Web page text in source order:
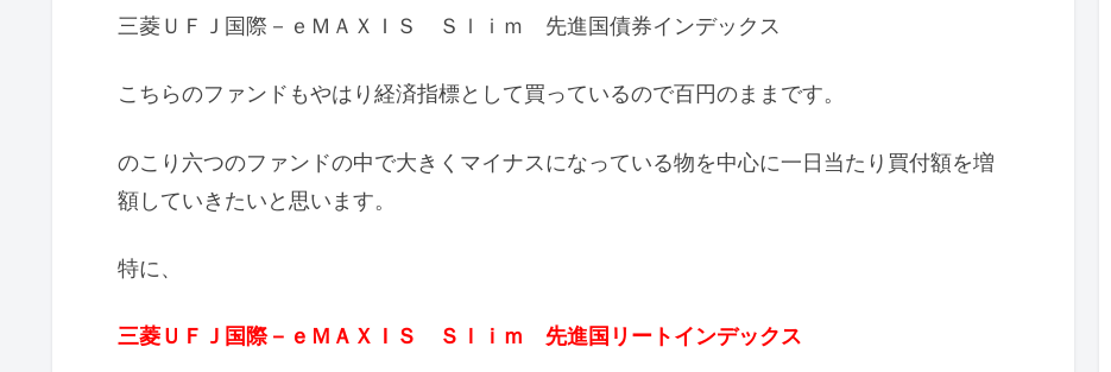
三菱ＵＦＪ国際－ｅＭＡＸＩＳ Ｓｌｉｍ 先進国債券インデックス
こちらのファンドもやはり経済指標として買っているので百円のままです。
のこり六つのファンドの中で大きくマイナスになっている物を中心に一日当たり買付額を増
額していきたいと思います。
特に、
三菱ＵＦＪ国際－ｅＭＡＸＩＳ Ｓｌｉｍ 先進国リートインデックス